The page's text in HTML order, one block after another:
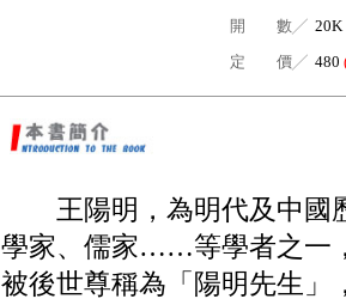
開 數╱ 20K
定 價╱ 480
王陽明，為明代及中國
學家、儒家……等學者之一
被後世尊稱為「陽明先生」